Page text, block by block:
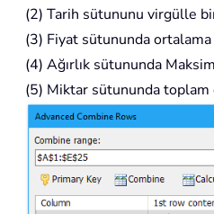
(2) Tarih sütununu virgülle
(3) Fiyat sütununda ortalama
(4) Ağırlık sütununda
(5) Miktar sütununda toplam